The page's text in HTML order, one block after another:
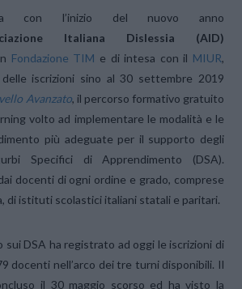
con l’inizio del nuovo anno
Italiana Dislessia (AID)
Fondazione TIM e di intesa con il MIUR,
delle iscrizioni sino al 30 settembre 2019
Avanzato, il percorso formativo gratuito
volto ad implementare le modalità e le
più adeguate per il supporto degli
Specifici di Apprendimento (DSA).
docenti di ogni ordine e grado, comprese
di istituti scolastici italiani statali e paritari.
sui DSA ha registrato ad oggi le iscrizioni di
docenti nell’arco dei tre turni disponibili. Il
il 30 maggio scorso ed ha visto la